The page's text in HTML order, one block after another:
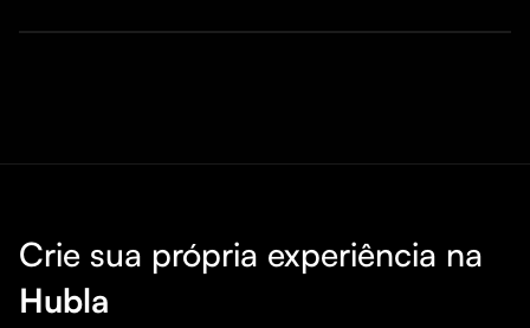
Crie sua própria experiência na
Hubla